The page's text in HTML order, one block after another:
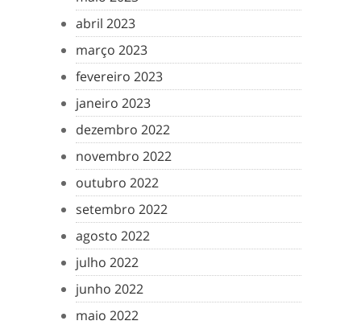
abril 2023
março 2023
fevereiro 2023
janeiro 2023
dezembro 2022
novembro 2022
outubro 2022
setembro 2022
agosto 2022
julho 2022
junho 2022
maio 2022